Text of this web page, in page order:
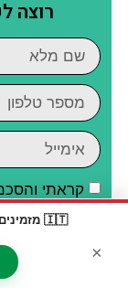
🇮🇹 מזמינים דרך Booking? קבלו
×
רוצה
קראתי
מאשר/ת